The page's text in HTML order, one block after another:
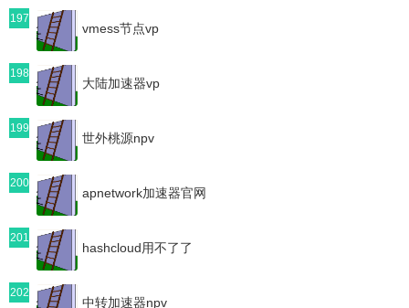
197
vmess节点vp
198
大陆加速器vp
199
世外桃源npv
200
apnetwork加速器官网
201
hashcloud用不了了
202
中转加速器npv